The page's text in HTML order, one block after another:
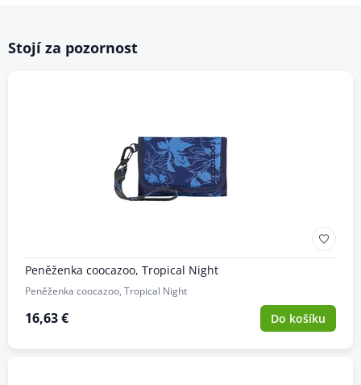
Stojí za pozornost
Peněženka coocazoo, Tropical Night
Peněženka coocazoo, Tropical Night
16,63 € Do košíku